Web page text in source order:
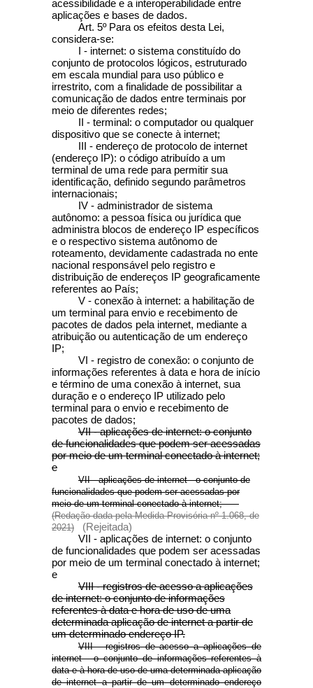
acessibilidade e a interoperabilidade entre
aplicações e bases de dados.
Art. 5º Para os efeitos desta Lei,
considera-se:
I - internet: o sistema constituído do
conjunto de protocolos lógicos, estruturado
em escala mundial para uso público e
irrestrito, com a finalidade de possibilitar a
comunicação de dados entre terminais por
meio de diferentes redes;
II - terminal: o computador ou qualquer
dispositivo que se conecte à internet;
III - endereço de protocolo de internet
(endereço IP): o código atribuído a um
terminal de uma rede para permitir sua
identificação, definido segundo parâmetros
internacionais;
IV - administrador de sistema
autônomo: a pessoa física ou jurídica que
administra blocos de endereço IP específicos
e o respectivo sistema autônomo de
roteamento, devidamente cadastrada no ente
nacional responsável pelo registro e
distribuição de endereços IP geograficamente
referentes ao País;
V - conexão à internet: a habilitação de
um terminal para envio e recebimento de
pacotes de dados pela internet, mediante a
atribuição ou autenticação de um endereço
IP;
VI - registro de conexão: o conjunto de
informações referentes à data e hora de início
e término de uma conexão à internet, sua
duração e o endereço IP utilizado pelo
terminal para o envio e recebimento de
pacotes de dados;
VII - aplicações de internet: o conjunto
de funcionalidades que podem ser acessadas
por meio de um terminal conectado à internet;
e
VII - aplicações de internet - o conjunto de
funcionalidades que podem ser acessadas por
meio de um terminal conectado à internet;
(Redação dada pela Medida Provisória nº 1.068, de
2021)
(Rejeitada)
VII - aplicações de internet: o conjunto
de funcionalidades que podem ser acessadas
por meio de um terminal conectado à internet;
e
VIII - registros de acesso a aplicações
de internet: o conjunto de informações
referentes à data e hora de uso de uma
determinada aplicação de internet a partir de
um determinado endereço IP.
VIII - registros de acesso a aplicações de
internet - o conjunto de informações referentes à
data e à hora de uso de uma determinada aplicação
de internet a partir de um determinado endereço